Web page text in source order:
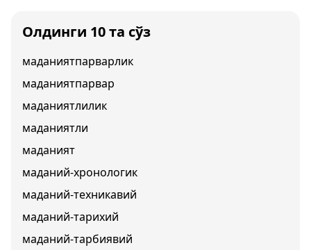
Олдинги 10 та сўз
маданиятпарварлик
маданиятпарвар
маданиятлилик
маданиятли
маданият
маданий-хронологик
маданий-техникавий
маданий-тарихий
маданий-тарбиявий